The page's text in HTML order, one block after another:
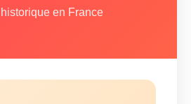
en France